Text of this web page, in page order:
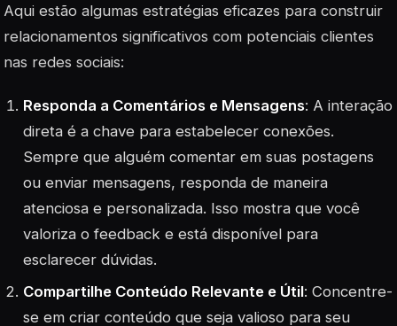
Aqui estão algumas estratégias eficazes para construir
relacionamentos significativos com potenciais clientes
nas redes sociais:
Responda a Comentários e Mensagens: A interação
direta é a chave para estabelecer conexões.
Sempre que alguém comentar em suas postagens
ou enviar mensagens, responda de maneira
atenciosa e personalizada. Isso mostra que você
valoriza o feedback e está disponível para
esclarecer dúvidas.
Compartilhe Conteúdo Relevante e Útil: Concentre-
se em criar conteúdo que seja valioso para seu